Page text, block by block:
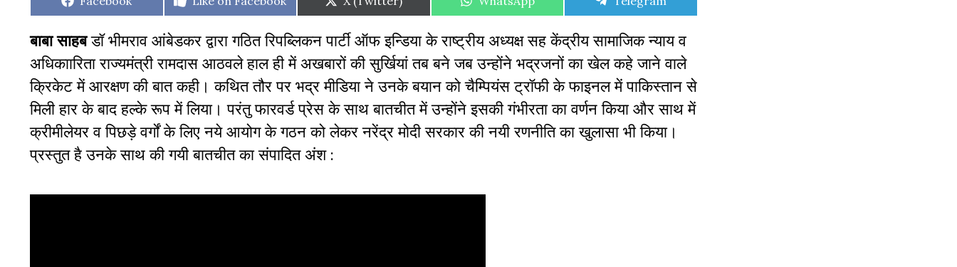
on
बाबा साहबडॉ भीमराव आंबेडकर द्वारा गठित रिपब्लिकन पार्टी ऑफ इन्डिया के राष्ट्रीय अध्यक्ष सह केंद्रीय सामाजिक न्याय व
अधिकाारिता राज्यमंत्री रामदास आठवले हाल ही में अखबारों की सुर्खियां तब बने जब उन्होंने भद्रजनों का खेल कहे जाने वाले
क्रिकेट में आरक्षण की बात कही। कथित तौर पर भद्र मीडिया ने उनके बयान को चैम्पियंस ट्रॉफी के फाइनल में पाकिस्तान से
मिली हार के बाद हल्के रूप में लिया। परंतु फारवर्ड प्रेस के साथ बातचीत में उन्होंने इसकी गंभीरता का वर्णन किया और साथ में
क्रीमीलेयर व पिछड़े वर्गों के लिए नये आयोग के गठन को लेकर नरेंद्र मोदी सरकार की नयी रणनीति का खुलासा भी किया।
प्रस्तुत है उनके साथ की गयी बातचीत का संपादित अंश :